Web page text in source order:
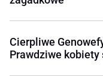
Cierpliwe
Prawdziwe